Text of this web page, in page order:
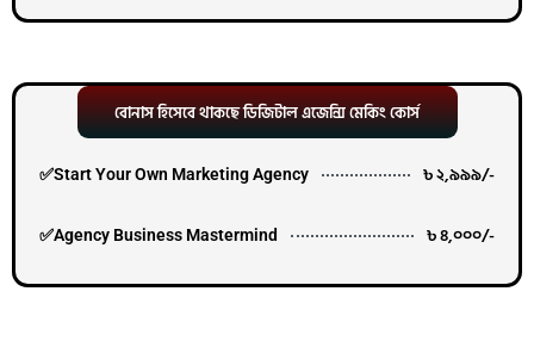
বোনাস হিসেবে থাকছে ডিজিটাল এজেন্সি মেকিং কোর্স
✅Start Your Own Marketing Agency ৳ ২,৯৯৯/-
✅Agency Business Mastermind ৳ ৪,০০০/-